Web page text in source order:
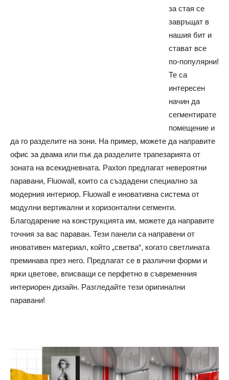
за стая се
завръщат в
нашия бит и
стават все
по-популярни!
Те са
интересен
начин да
сегментирате
помещение и
да го разделите на зони. На пример, можете да направите
офис за двама или пък да разделите трапезарията от
зоната на всекидневната. Paxton предлагат невероятни
паравани, Fluowall, които са създадени специално за
модерния интериор. Fluowall е иновативна система от
модулни вертикални и хоризонтални сегменти.
Благодарение на конструкцията им, можете да направите
точния за вас параван. Тези панели са направени от
иновативен материал, който „светва“, когато светлината
преминава през него. Предлагат се в различни форми и
ярки цветове, вписващи се перфетно в съвременния
интериорен дизайн. Разгледайте тези оригинални
паравани!